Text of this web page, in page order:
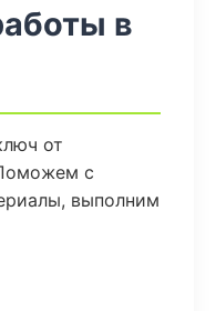
в
от
с
выполним